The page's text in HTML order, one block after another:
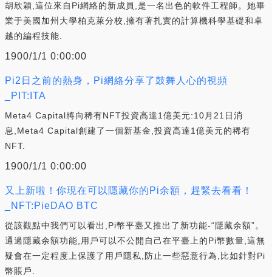
胡欣穎,這位來自Pi網絡的新成員,是一名出色的軟件工程師。她畢
業于美國加州大學柏克萊分校,擁有著扎實的計算機科學基礎和卓
越的編程技能.
1900/1/1 0:00:00
Pi2日之前的熱身，Pi網絡分享了鼓舞人心的視頻
_PIT:ITA
Meta4 Capital將向稀有NFT投資高達1億美元:10月21日消
息,Meta4 Capital創建了一個新基金,投資高達1億美元的稀有
NFT.
1900/1/1 0:00:00
又上新啦！你現在可以隱藏你的Pi余額，趕緊去看看！
_NFT:PieDAO BTC
從該觀點中我們可以看出,Pi幣平臺又推出了新功能-“隱藏余額”。
通過隱藏余額功能,用戶可以不公開自己在平臺上的Pi幣數量,這無
疑會在一定程度上保護了用戶隱私,防止一些惡意行為,比如針對Pi
幣賬戶.